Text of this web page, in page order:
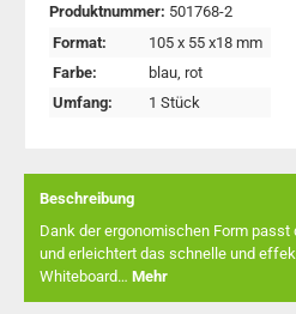
Produktnummer: 501768-2
Format:
105 x 55 x18 mm
Farbe:
blau , rot
Umfang:
1 Stück
Beschreibung
Dank der ergonomischen Form
und erleichtert das schnelle und
Whiteboard… Mehr